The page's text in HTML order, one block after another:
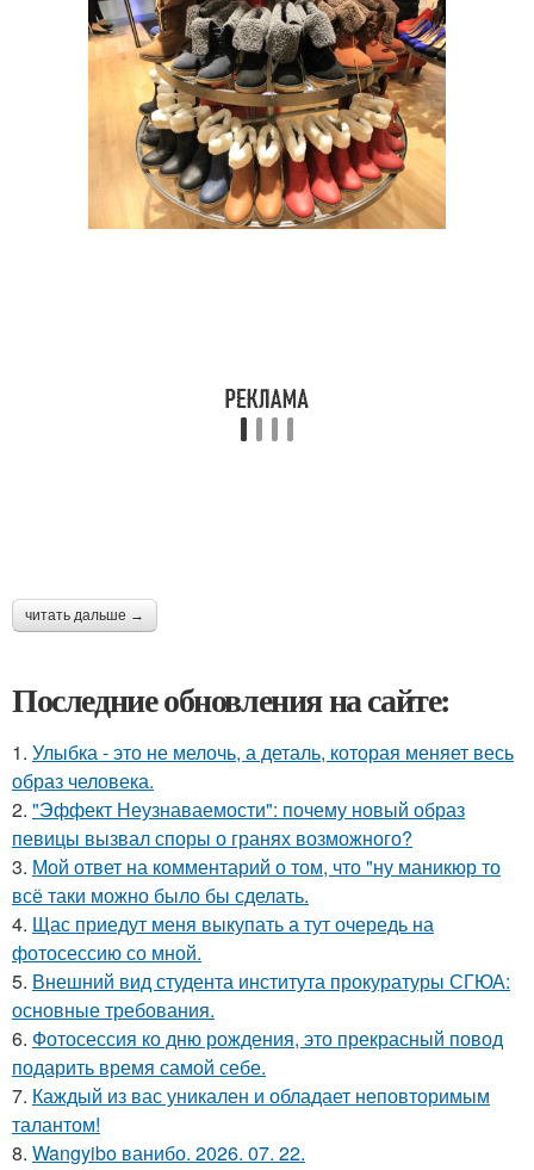
читать дальше →
Последние обновления на сайте:
1. Улыбка - это не мелочь, а деталь, которая меняет весь
образ человека.
2. "Эффект Неузнаваемости": почему новый образ
певицы вызвал споры о гранях возможного?
3. Мой ответ на комментарий о том, что "ну маникюр то
всё таки можно было бы сделать.
4. Щас приедут меня выкупать а тут очередь на
фотосессию со мной.
5. Внешний вид студента института прокуратуры СГЮА:
основные требования.
6. Фотосессия ко дню рождения, это прекрасный повод
подарить время самой себе.
7. Каждый из вас уникален и обладает неповторимым
талантом!
8. Wangyibo ванибо. 2026. 07. 22.